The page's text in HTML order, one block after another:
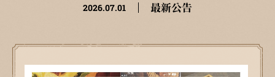
2026.07.01 最新公告